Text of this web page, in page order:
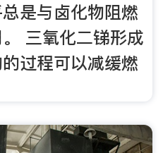
是与卤化物阻燃
三氧化二锑形成
过程可以减缓燃